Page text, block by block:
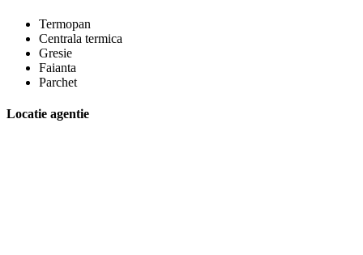
Termopan
Centrala termica
Gresie
Faianta
Parchet
Locatie agentie